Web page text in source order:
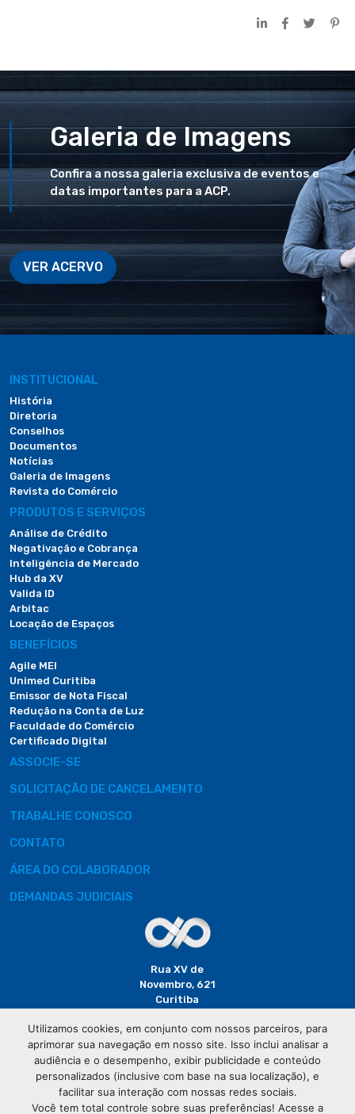
Galeria de Imagens
Confira a nossa galeria exclusiva de eventos e
datas importantes para a ACP.
VER ACERVO
INSTITUCIONAL
História
Diretoria
Conselhos
Documentos
Notícias
Galeria de Imagens
Revista do Comércio
PRODUTOS E SERVIÇOS
Análise de Crédito
Negativação e Cobrança
Inteligência de Mercado
Hub da XV
Valida ID
Arbitac
Locação de Espaços
BENEFÍCIOS
Agile MEI
Unimed Curitiba
Emissor de Nota Fiscal
Redução na Conta de Luz
Faculdade do Comércio
Certificado Digital
ASSOCIE-SE
SOLICITAÇÃO DE CANCELAMENTO
TRABALHE CONOSCO
CONTATO
ÁREA DO COLABORADOR
DEMANDAS JUDICIAIS
Rua XV de
Novembro, 621
Curitiba
(41) 3320-
2929
Utilizamos cookies, em conjunto com nossos parceiros, para
aprimorar sua navegação em nosso site. Isso inclui analisar a
audiência e o desempenho, exibir publicidade e conteúdo
personalizados (inclusive com base na sua localização), e
facilitar sua interação com nossas redes sociais.
Você tem total controle sobre suas preferências! Acesse a